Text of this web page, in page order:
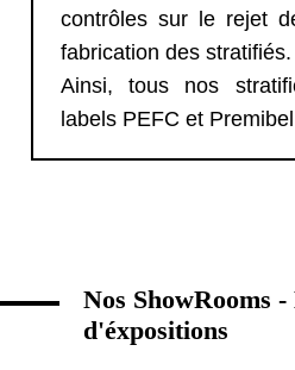
contrôles sur le rejet
fabrication des stratifiés.
Ainsi, tous nos
labels PEFC et
Nos ShowRooms
d'éxpositions